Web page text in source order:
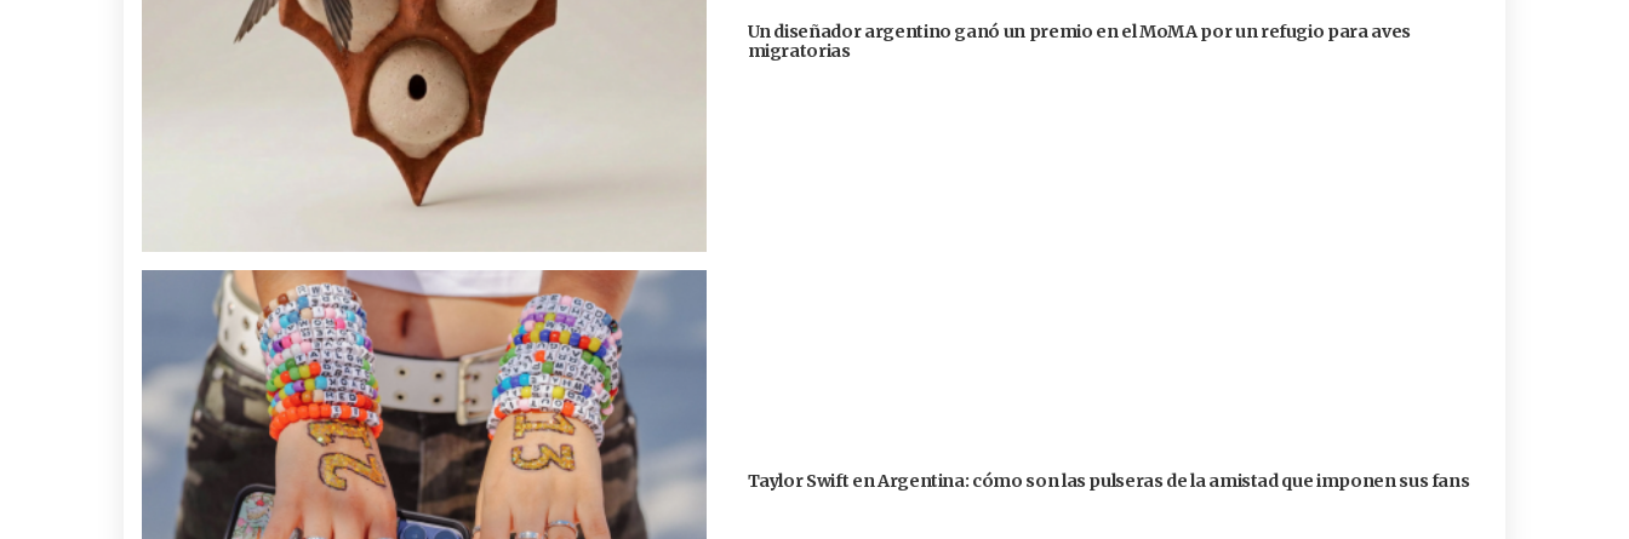
Un diseñador argentino ganó un premio en el MoMA por un refugio para aves
migratorias
Taylor Swift en Argentina: cómo son las pulseras de la amistad que imponen sus fans